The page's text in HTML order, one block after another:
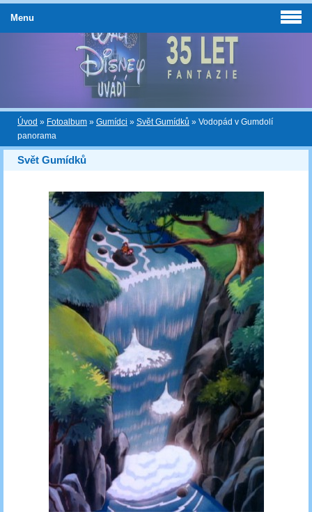
Úvod » Fotoalbum » Gumídci » Svět Gumídků » Vodopád v Gumdolí
panorama
Svět Gumídků
Menu